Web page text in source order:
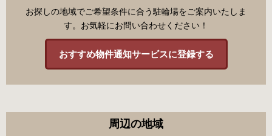
お探しの地域でご希望条件に合う駐輪場をご案内いたしま
す。お気軽にお問い合わせください！
おすすめ物件通知サービスに登録する
周辺の地域